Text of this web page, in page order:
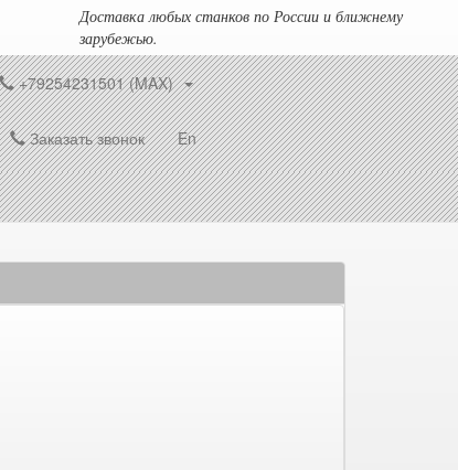
Доставка любых станков по России и ближнему
зарубежью.
+79254231501 (MAX)
Заказать звонок En